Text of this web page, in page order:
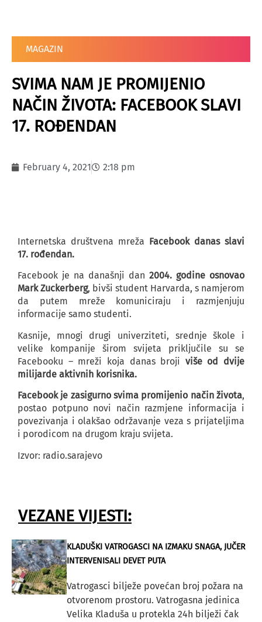
MAGAZIN
SVIMA NAM JE PROMIJENIO
NAČIN ŽIVOTA: FACEBOOK SLAVI
17. ROĐENDAN
February 4, 2021 2:18 pm
Internetska društvena mreža Facebook danas slavi
17. rođendan.
Facebook je na današnji dan 2004. godine osnovao
Mark Zuckerberg, bivši student Harvarda, s namjerom
da putem mreže komuniciraju i razmjenjuju
informacije samo studenti.
Kasnije, mnogi drugi univerziteti, srednje škole i
velike kompanije širom svijeta priključile su se
Facebooku – mreži koja danas broji više od dvije
milijarde aktivnih korisnika.
Facebook je zasigurno svima promijenio način života,
postao potpuno novi način razmjene informacija i
povezivanja i olakšao održavanje veza s prijateljima
i porodicom na drugom kraju svijeta.
Izvor: radio.sarajevo
VEZANE VIJESTI:
KLADUŠKI VATROGASCI NA IZMAKU SNAGA, JUČER
INTERVENISALI DEVET PUTA
Vatrogasci bilježe povećan broj požara na
otvorenom prostoru. Vatrogasna jedinica
Velika Kladuša u protekla 24h bilježi čak